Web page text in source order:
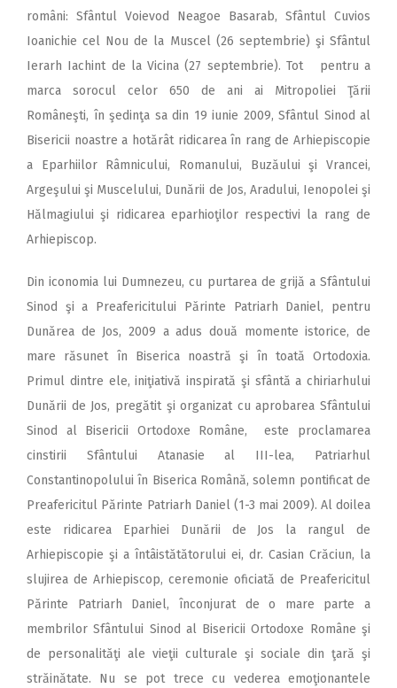
români: Sfântul Voievod Neagoe Basarab, Sfântul Cuvios
Ioanichie cel Nou de la Muscel (26 septembrie) şi Sfântul
Ierarh Iachint de la Vicina (27 septembrie). Tot pentru a
marca sorocul celor 650 de ani ai Mitropoliei Ţării
Româneşti, în şedinţa sa din 19 iunie 2009, Sfântul Sinod al
Bisericii noastre a hotărât ridicarea în rang de Arhiepiscopie
a Eparhiilor Râmnicului, Romanului, Buzăului şi Vrancei,
Argeşului şi Muscelului, Dunării de Jos, Aradului, Ienopolei şi
Hălmagiului şi ridicarea eparhioţilor respectivi la rang de
Arhiepiscop.
Din iconomia lui Dumnezeu, cu purtarea de grijă a Sfântului
Sinod şi a Preafericitului Părinte Patriarh Daniel, pentru
Dunărea de Jos, 2009 a adus două momente istorice, de
mare răsunet în Biserica noastră şi în toată Ortodoxia.
Primul dintre ele, iniţiativă inspirată şi sfântă a chiriarhului
Dunării de Jos, pregătit şi organizat cu aprobarea Sfântului
Sinod al Bisericii Ortodoxe Române, este proclamarea
cinstirii Sfântului Atanasie al III-lea, Patriarhul
Constantinopolului în Biserica Română, solemn pontificat de
Preafericitul Părinte Patriarh Daniel (1-3 mai 2009). Al doilea
este ridicarea Eparhiei Dunării de Jos la rangul de
Arhiepiscopie şi a întâistătătorului ei, dr. Casian Crăciun, la
slujirea de Arhiepiscop, ceremonie oficiată de Preafericitul
Părinte Patriarh Daniel, înconjurat de o mare parte a
membrilor Sfântului Sinod al Bisericii Ortodoxe Române şi
de personalităţi ale vieţii culturale şi sociale din ţară şi
străinătate. Nu se pot trece cu vederea emoţionantele